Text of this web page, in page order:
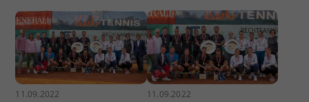
11.09.2022 11.09.2022